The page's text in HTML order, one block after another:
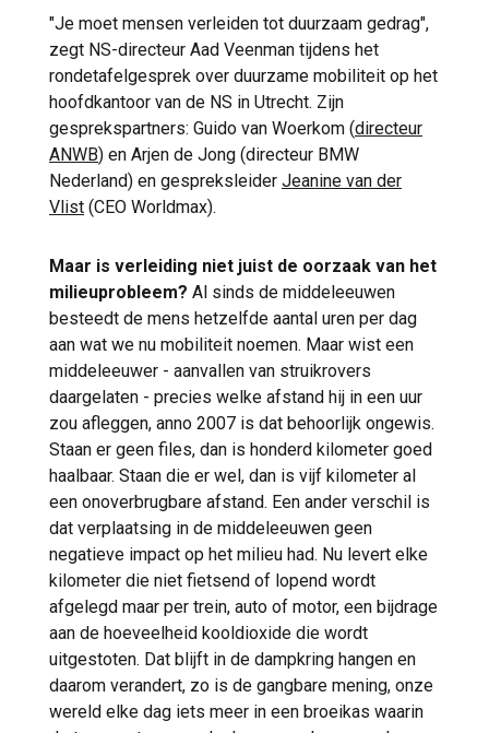
"Je moet mensen verleiden tot duurzaam gedrag",
zegt NS-directeur Aad Veenman tijdens het
rondetafelgesprek over duurzame mobiliteit op het
hoofdkantoor van de NS in Utrecht. Zijn
gesprekspartners: Guido van Woerkom (directeur
ANWB) en Arjen de Jong (directeur BMW
Nederland) en gespreksleider Jeanine van der
Vlist (CEO Worldmax).
Maar is verleiding niet juist de oorzaak van het
milieuprobleem? Al sinds de middeleeuwen
besteedt de mens hetzelfde aantal uren per dag
aan wat we nu mobiliteit noemen. Maar wist een
middeleeuwer - aanvallen van struikrovers
daargelaten - precies welke afstand hij in een uur
zou afleggen, anno 2007 is dat behoorlijk ongewis.
Staan er geen files, dan is honderd kilometer goed
haalbaar. Staan die er wel, dan is vijf kilometer al
een onoverbrugbare afstand. Een ander verschil is
dat verplaatsing in de middeleeuwen geen
negatieve impact op het milieu had. Nu levert elke
kilometer die niet fietsend of lopend wordt
afgelegd maar per trein, auto of motor, een bijdrage
aan de hoeveelheid kooldioxide die wordt
uitgestoten. Dat blijft in de dampkring hangen en
daarom verandert, zo is de gangbare mening, onze
wereld elke dag iets meer in een broeikas waarin